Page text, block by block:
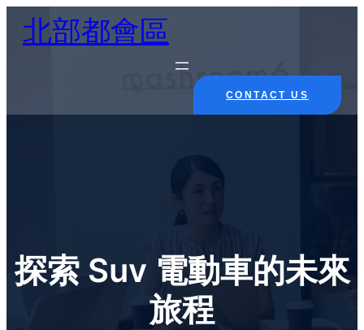
北部都會區
CONTACT US
探索 Suv 電動車的未來
旅程